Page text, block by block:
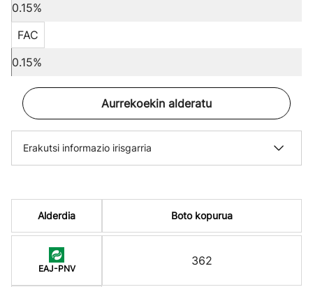
0.15%
FAC
0.15%
Aurrekoekin alderatu
Erakutsi informazio irisgarria
Alderdia
EAJ-PNV
Boto kopurua
362